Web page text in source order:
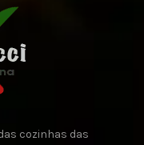
cozinhas das